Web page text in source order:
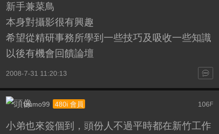
新手兼菜鳥
本身對攝影很有興趣
希望從精研事務所學到一些技巧及吸收一些知識
以後有機會回饋論壇
2008-7-31 11:20:13
106 F
izumo99 480i 會員
小弟也來簽個到，頭份人不過平時都在新竹工作